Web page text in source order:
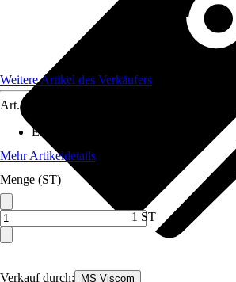
Verkauf durch: MS Viscom
Weitere Artikel des Verkäufers
Art.-Nr.
Enthaltene Elektrogeräte
Mehr Artikeldetails
Menge (ST)
1 ST